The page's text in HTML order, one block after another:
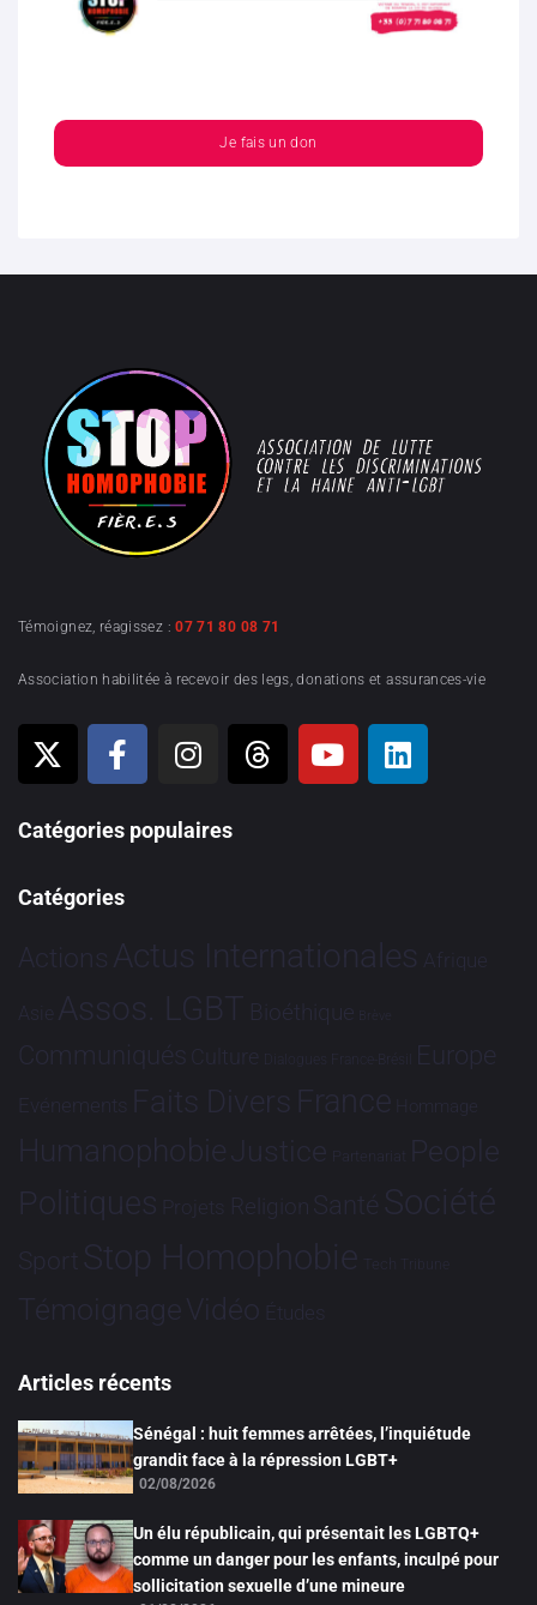
Je fais un don
Témoignez, réagissez :07 71 80 08 71
Association habilitée à recevoir des legs, donations et assurances-vie
Catégories populaires
Catégories
Actions Actus Internationales Afrique
Asie Assos. LGBT Bioéthique Brève
Communiqués Culture Dialogues France-Brésil Europe
Evénements Faits Divers France Hommage
HumanophobieJustice Partenariat People
Politiques Projets Religion Santé Société
Sport Stop Homophobie Tech Tribune
TémoignageVidéo Études
Articles récents
Sénégal : huit femmes arrêtées, l’inquiétude
grandit face à la répression LGBT+
02/08/2026
Un élu républicain, qui présentait les LGBTQ+
comme un danger pour les enfants, inculpé pour
sollicitation sexuelle d’une mineure